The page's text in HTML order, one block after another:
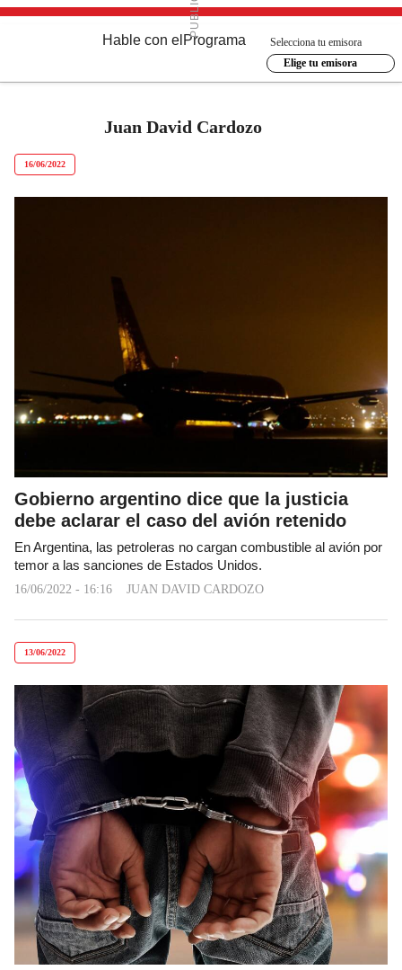
Hable con el Programa
Selecciona tu emisora
Elige tu emisora
Juan David Cardozo
16/06/2022
Gobierno argentino dice que la justicia
debe aclarar el caso del avión retenido
En Argentina, las petroleras no cargan combustible al avión por
temor a las sanciones de Estados Unidos.
16/06/2022 - 16:16 JUAN DAVID CARDOZO
13/06/2022